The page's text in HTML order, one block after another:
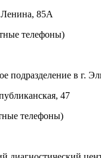
Ленина, 85А
телефоны)
подразделение в г.
47
телефоны)